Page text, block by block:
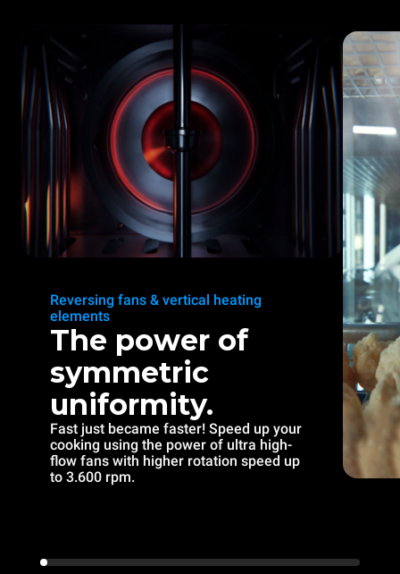
Reversing fans & vertical heating
elements
The power of
symmetric
uniformity.
Fast just became faster! Speed up your
cooking using the power of ultra high-
flow fans with higher rotation speed up
to 3.600 rpm.